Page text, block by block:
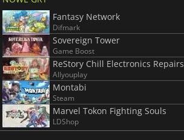
WARHAMMER 3
Fantasy Network
Difmark
Sovereign Tower
Game Boost
ReStory Chill Electronics Repairs
Allyouplay
Montabi
Steam
Marvel Tokon Fighting Souls
LDShop